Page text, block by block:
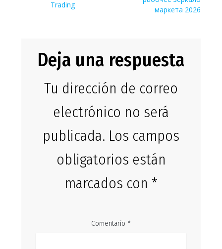
Trading
маркета 2026
Deja una respuesta
Tu dirección de correo
electrónico no será
publicada. Los campos
obligatorios están
marcados con *
Comentario *